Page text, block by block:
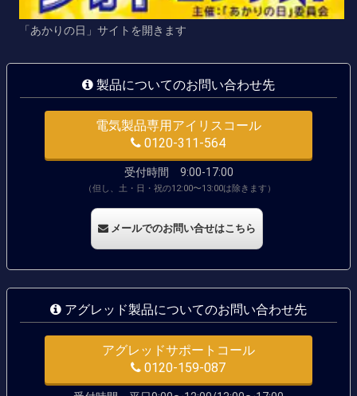
製品についてのお問い合わせ先
電気製品専用アイリスコール
0120-311-564
受付時間 9:00-17:00
（但し、土・日・祝の12:00〜13:00は除きます）
メールでのお問い合せはこちら
アグレッド製品についてのお問い合わせ先
アグレッドサポートコール
0120-159-087
「あかりの日」サイトを開きます